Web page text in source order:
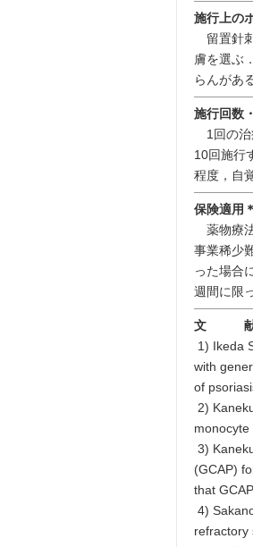
施行上の
留置針
膚を選ぶ
らんがあ
施行回数
1回の治
10回施行
程度，自
保険適
薬物療
事業稀少
った場合
週間に限
文
1) Ikeda
with
of
2)
3)
(GCAP)
that
4)
refractory